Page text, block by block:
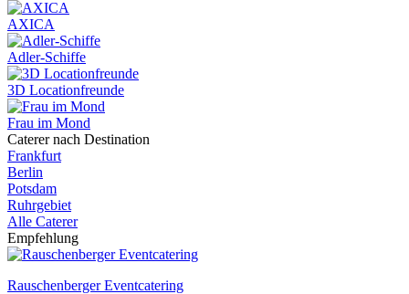
AXICA
Adler-Schiffe
3D Locationfreunde
Frau im Mond
Caterer nach Destination
Frankfurt
Berlin
Potsdam
Ruhrgebiet
Alle Caterer
Empfehlung
Rauschenberger Eventcatering